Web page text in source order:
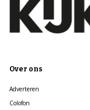
Over ons
Adverteren
Colofon